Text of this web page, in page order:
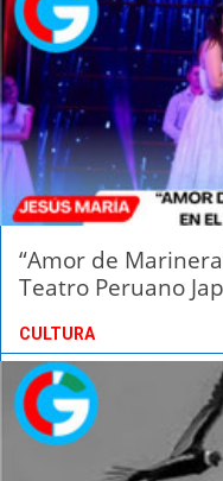
“Amor de
Teatro Peruano
CULTURA